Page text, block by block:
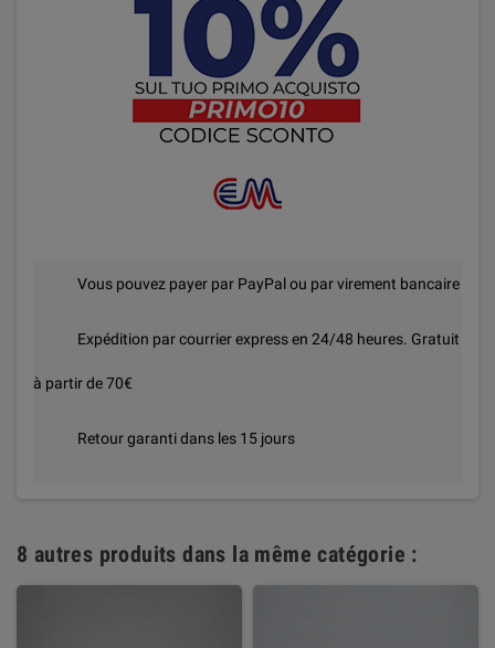
Vous pouvez payer par PayPal ou par virement bancaire
Expédition par courrier express en 24/48 heures. Gratuit
à partir de 70€
Retour garanti dans les 15 jours
8 autres produits dans la même catégorie :